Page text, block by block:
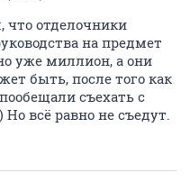
отделочники
на предмет
уже миллион, а они
быть, после того как
съехать с
всё равно не съедут.